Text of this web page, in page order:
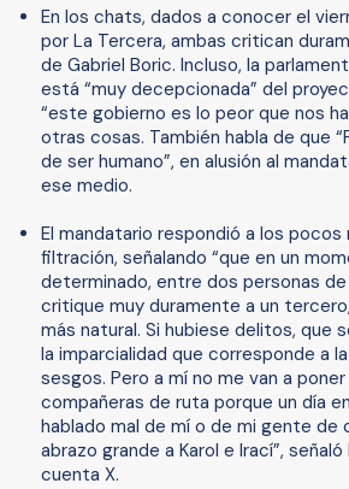
En los chats, dados a conocer el
por La Tercera, ambas critican
de Gabriel Boric. Incluso, la
está “muy decepcionada” del
“este gobierno es lo peor que nos
otras cosas. También habla de que
de ser humano”, en alusión al
ese medio.
El mandatario respondió a los pocos
filtración, señalando “que en un
determinado, entre dos personas
critique muy duramente a un
más natural. Si hubiese delitos, que
la imparcialidad que corresponde a
sesgos. Pero a mí no me van a
compañeras de ruta porque un día
hablado mal de mí o de mi gente de
abrazo grande a Karol e Irací”,
cuenta X.